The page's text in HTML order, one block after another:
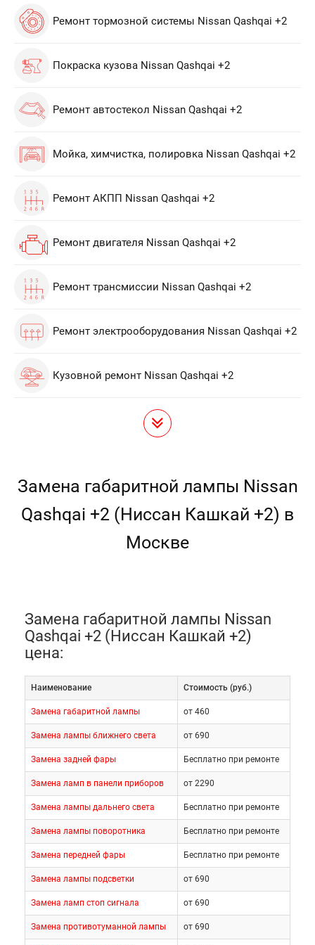
Ремонт тормозной системы Nissan Qashqai +2
Покраска кузова Nissan Qashqai +2
Ремонт автостекол Nissan Qashqai +2
Мойка, химчистка, полировка Nissan Qashqai +2
Ремонт АКПП Nissan Qashqai +2
Ремонт двигателя Nissan Qashqai +2
Ремонт трансмиссии Nissan Qashqai +2
Ремонт электрооборудования Nissan Qashqai +2
Кузовной ремонт Nissan Qashqai +2
Замена габаритной лампы Nissan
Qashqai +2 (Ниссан Кашкай +2) в
Москве
Замена габаритной лампы Nissan
Qashqai +2 (Ниссан Кашкай +2)
цена:
Наименование Cтоимость (руб.)
Замена габаритной лампы от 460
Замена лампы ближнего света от 690
Замена задней фары Бесплатно при ремонте
Замена ламп в панели приборов от 2290
Замена лампы дальнего света Бесплатно при ремонте
Замена лампы поворотника Бесплатно при ремонте
Замена передней фары Бесплатно при ремонте
Замена лампы подсветки от 690
Замена ламп стоп сигнала от 690
Замена противотуманной лампы от 690